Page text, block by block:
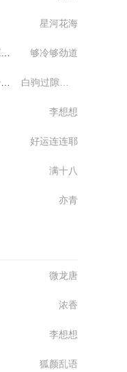
星河花海
够冷够劲道
李想想
好运连连耶
满十八
亦青
微龙唐
浓香
李想想
狐颜乱语